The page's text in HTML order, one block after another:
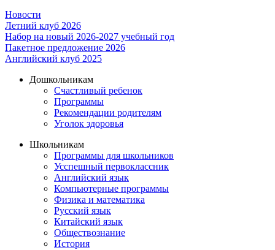
Новости
Летний клуб 2026
Набор на новый 2026-2027 учебный год
Пакетное предложение 2026
Английский клуб 2025
Дошкольникам
Счастливый ребенок
Программы
Рекомендации родителям
Уголок здоровья
Школьникам
Программы для школьников
Усспешный первоклассник
Английский язык
Компьютерные программы
Физика и математика
Русский язык
Китайский язык
Обществознание
История